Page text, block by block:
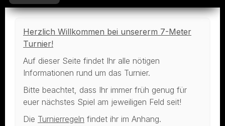
Herzlich Willkommen bei unsererm 7-Meter
Turnier!
Auf dieser Seite findet Ihr alle nötigen
Informationen rund um das Turnier.
Bitte beachtet, dass Ihr immer früh genug für
euer nächstes Spiel am jeweiligen Feld seit!
Die Turnierregeln findet ihr im Anhang.